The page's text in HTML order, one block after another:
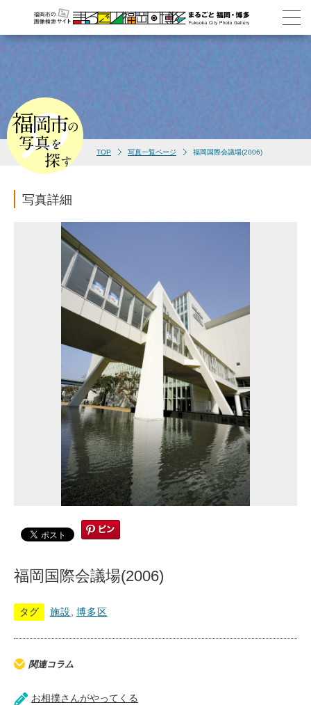
TOP 写真一覧ページ 福岡国際会議場(2006)
写真詳細
福岡国際会議場(2006)
タグ 施設 博多区
関連コラム
お相撲さんがやってくる